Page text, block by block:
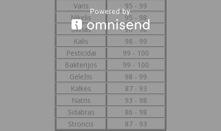
Varis
95 - 99
Nikelis
95 - 98
Švinas
96 - 98
Kalis
98 - 99
Pesticidai
99 - 100
Bakterijos
99 - 100
Geležis
98 - 99
Kalkės
87 - 93
Natris
93 - 98
Sidabras
86 - 98
Stroncis
87 - 93